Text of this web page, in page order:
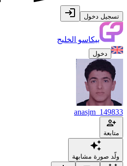
تسجيل دخول
بيكاسو الخليج
دخول
anasjm_149833
متابعة
ولّد صورة مشابهة